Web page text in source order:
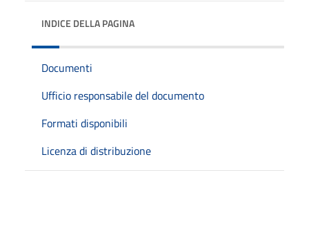
INDICE DELLA PAGINA
Documenti
Ufficio responsabile del documento
Formati disponibili
Licenza di distribuzione